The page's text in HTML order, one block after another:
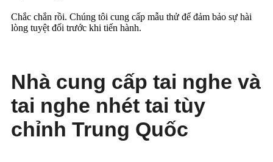
Chắc chắn rồi. Chúng tôi cung cấp mẫu thử để đảm bảo sự hài
lòng tuyệt đối trước khi tiến hành.
Nhà cung cấp tai nghe và
tai nghe nhét tai tùy
chỉnh Trung Quốc